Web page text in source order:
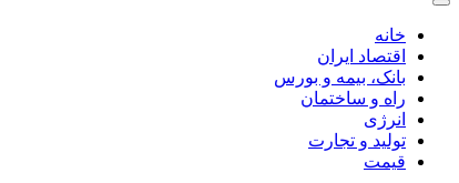
خانه
اقتصاد ایران
بانک، بیمه و بورس
راه و ساختمان
انرژی
تولید و تجارت
قیمت